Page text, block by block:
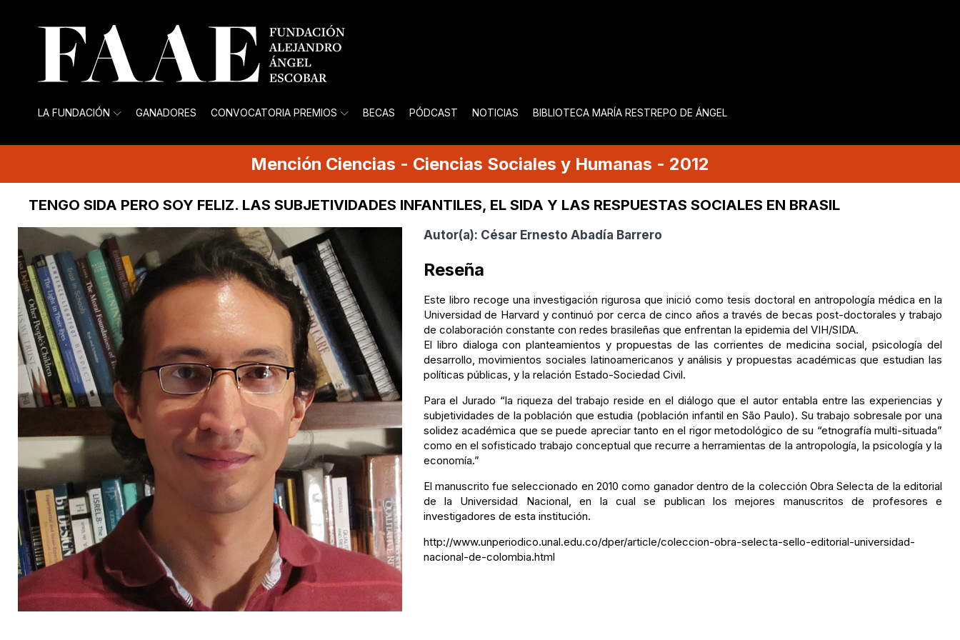
LA FUNDACIÓN GANADORES CONVOCATORIA PREMIOS BECAS PÓDCAST NOTICIAS BIBLIOTECA MARÍA RESTREPO DE ÁNGEL
Mención Ciencias - Ciencias Sociales y Humanas - 2012
TENGO SIDA PERO SOY FELIZ. LAS SUBJETIVIDADES INFANTILES, EL SIDA Y LAS RESPUESTAS SOCIALES EN BRASIL
Autor(a): César Ernesto Abadía Barrero
Reseña
Este libro recoge una investigación rigurosa que inició como tesis doctoral en antropología médica en la
Universidad de Harvard y continuó por cerca de cinco años a través de becas post-doctorales y trabajo
de colaboración constante con redes brasileñas que enfrentan la epidemia del VIH/SIDA.
El libro dialoga con planteamientos y propuestas de las corrientes de medicina social, psicología del
desarrollo, movimientos sociales latinoamericanos y análisis y propuestas académicas que estudian las
políticas públicas, y la relación Estado-Sociedad Civil.
Para el Jurado “la riqueza del trabajo reside en el diálogo que el autor entabla entre las experiencias y
subjetividades de la población que estudia (población infantil en São Paulo). Su trabajo sobresale por una
solidez académica que se puede apreciar tanto en el rigor metodológico de su “etnografía multi-situada”
como en el sofisticado trabajo conceptual que recurre a herramientas de la antropología, la psicología y la
economía.”
El manuscrito fue seleccionado en 2010 como ganador dentro de la colección Obra Selecta de la editorial
de la Universidad Nacional, en la cual se publican los mejores manuscritos de profesores e
investigadores de esta institución.
http://www.unperiodico.unal.edu.co/dper/article/coleccion-obra-selecta-sello-editorial-universidad-
nacional-de-colombia.html